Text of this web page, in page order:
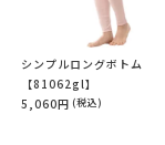
シンプルロングボトム
【81062gl】
5,060円 (税込)